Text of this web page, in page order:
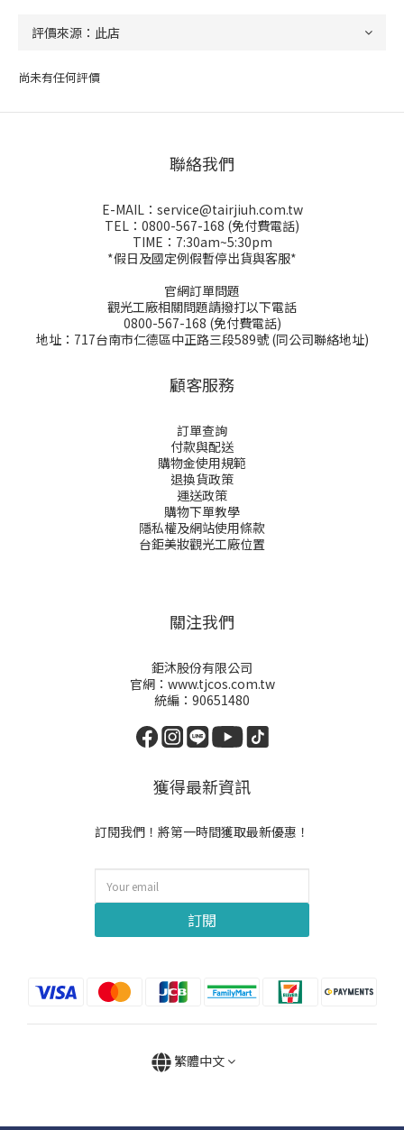
尚未有任何評價
聯絡我們
E-MAIL：service@tairjiuh.com.tw
TEL：0800-567-168 (免付費電話)
TIME：7:30am~5:30pm
*假日及國定例假暫停出貨與客服*
官網訂單問題
觀光工廠相關問題請撥打以下電話
0800-567-168 (免付費電話)
地址：717台南市仁德區中正路三段589號 (同公司聯絡地址)
顧客服務
訂單查詢
付款與配送
購物金使用規範
退換貨政策
運送政策
購物下單教學
隱私權及網站使用條款
台鉅美妝觀光工廠位置
關注我們
鉅沐股份有限公司
官網：www.tjcos.com.tw
統編：90651480
獲得最新資訊
訂閱我們！將第一時間獲取最新優惠！
訂閱
繁體中文